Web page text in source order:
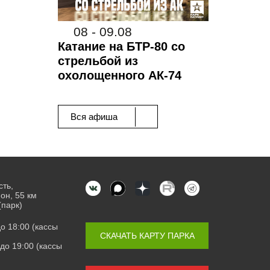
08 - 09.08
Катание на БТР-80 со
стрельбой из
охолощенного АК-74
Вся афиша
55 км
18:00 (кассы
19:00 (кассы
СКАЧАТЬ КАРТУ ПАРКА